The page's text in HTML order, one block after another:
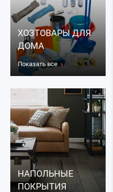
ХОЗТОВАРЫ ДЛЯ
ДОМА
Показать все
НАПОЛЬНЫЕ
ПОКРЫТИЯ